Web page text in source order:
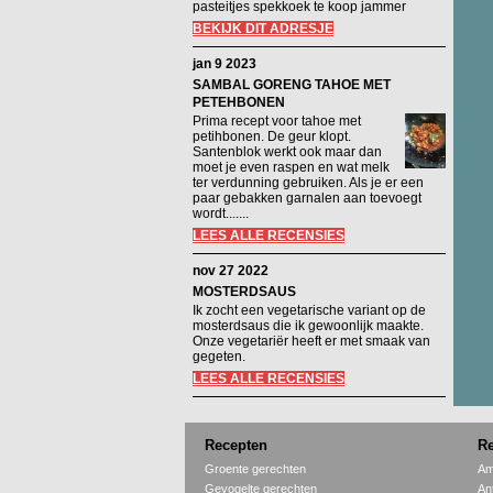
pasteitjes spekkoek te koop jammer
BEKIJK DIT ADRESJE
jan 9 2023
SAMBAL GORENG TAHOE MET
PETEHBONEN
Prima recept voor tahoe met
petihbonen. De geur klopt.
Santenblok werkt ook maar dan
moet je even raspen en wat melk
ter verdunning gebruiken. Als je er een
paar gebakken garnalen aan toevoegt
wordt.......
LEES ALLE RECENSIES
nov 27 2022
MOSTERDSAUS
Ik zocht een vegetarische variant op de
mosterdsaus die ik gewoonlijk maakte.
Onze vegetariër heeft er met smaak van
gegeten.
LEES ALLE RECENSIES
Recepten
Groente gerechten
Gevogelte gerechten